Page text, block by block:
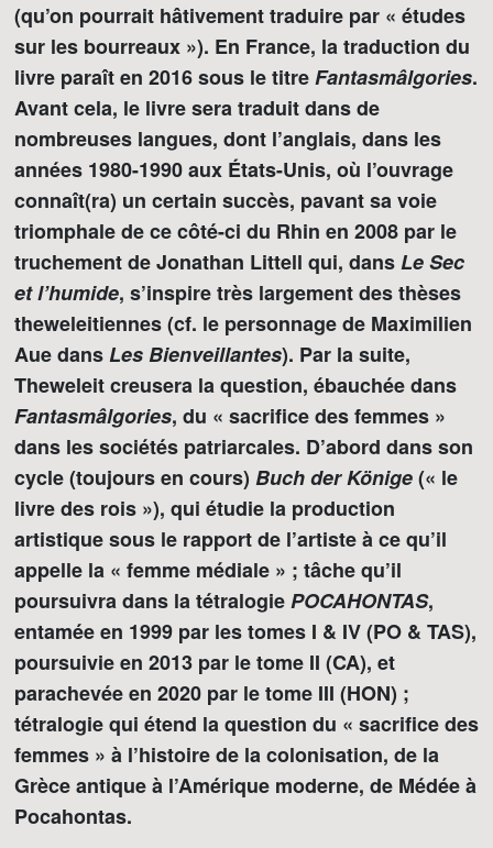
(qu’on pourrait hâtivement traduire par « études
sur les bourreaux »). En France, la traduction du
livre paraît en 2016 sous le titreFantasmâlgories.
Avant cela, le livre sera traduit dans de
nombreuses langues, dont l’anglais, dans les
années 1980-1990 aux États-Unis, où l’ouvrage
connaît(ra) un certain succès, pavant sa voie
triomphale de ce côté-ci du Rhin en 2008 par le
truchement de Jonathan Littell qui, dansLe Sec
et l’humide, s’inspire très largement des thèses
theweleitiennes (cf. le personnage de Maximilien
Aue dansLes Bienveillantes). Par la suite,
Theweleit creusera la question, ébauchée dans
Fantasmâlgories, du « sacrifice des femmes »
dans les sociétés patriarcales. D’abord dans son
cycle (toujours en cours) Buch der Könige(« le
livre des rois »), qui étudie la production
artistique sous le rapport de l’artiste à ce qu’il
appelle la « femme médiale » ; tâche qu’il
poursuivra dans la tétralogiePOCAHONTAS,
entamée en 1999 par les tomes I & IV (PO & TAS),
poursuivie en 2013 par le tome II (CA), et
parachevée en 2020 par le tome III (HON) ;
tétralogie qui étend la question du « sacrifice des
femmes » à l’histoire de la colonisation, de la
Grèce antique à l’Amérique moderne, de Médée à
Pocahontas.